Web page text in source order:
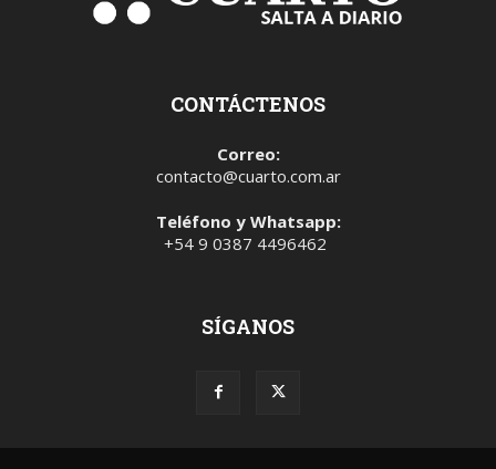
CONTÁCTENOS
Correo:
contacto@cuarto.com.ar
Teléfono y Whatsapp:
+54 9 0387 4496462
SÍGANOS